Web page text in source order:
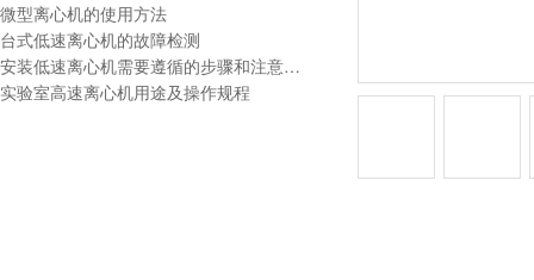
微型离心机的使用方法
台式低速离心机的故障检测
安装低速离心机需要遵循的步骤和注意事项
实验室高速离心机用途及操作规程